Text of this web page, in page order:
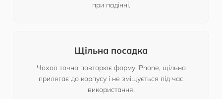
при падінні.
Щільна посадка
Чохол точно повторює форму iPhone, щільно
прилягає до корпусу і не зміщується під час
використання.